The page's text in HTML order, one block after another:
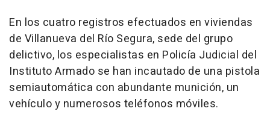
En los cuatro registros efectuados en viviendas
de Villanueva del Río Segura, sede del grupo
delictivo, los especialistas en Policía Judicial del
Instituto Armado se han incautado de una pistola
semiautomática con abundante munición, un
vehículo y numerosos teléfonos móviles.